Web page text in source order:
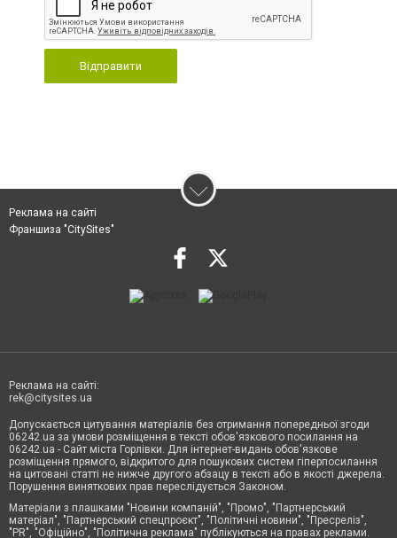
Відправити
Реклама на сайті
Франшиза "CitySites"
Реклама на сайті:
rek@citysites.ua
Допускається цитування матеріалів без отримання попередньої згоди
06242.ua за умови розміщення в тексті обов'язкового посилання на
06242.ua - Сайт міста Горлівки. Для інтернет-видань обов'язкове
розміщення прямого, відкритого для пошукових систем гіперпосилання
на цитовані статті не нижче другого абзацу в тексті або в якості джерела.
Порушення виняткових прав переслідується Законом.
Матеріали з плашками "Новини компаній", "Промо", "Партнерський
матеріал", "Партнерський спецпроєкт", "Політичні новини", "Пресреліз",
"PR", "Офіційно", "Політична реклама" публікуються на правах реклами.